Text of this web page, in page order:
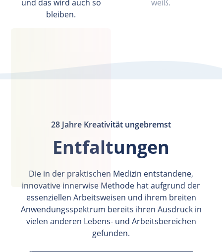
und das wird auch so
bleiben.
weiß.
28 Jahre Kreativität ungebremst
Entfaltungen
Die in der praktischen Medizin entstandene,
innovative innerwise Methode hat aufgrund der
essenziellen Arbeitsweisen und ihrem breiten
Anwendungsspektrum bereits ihren Ausdruck in
vielen anderen Lebens- und Arbeitsbereichen
gefunden.